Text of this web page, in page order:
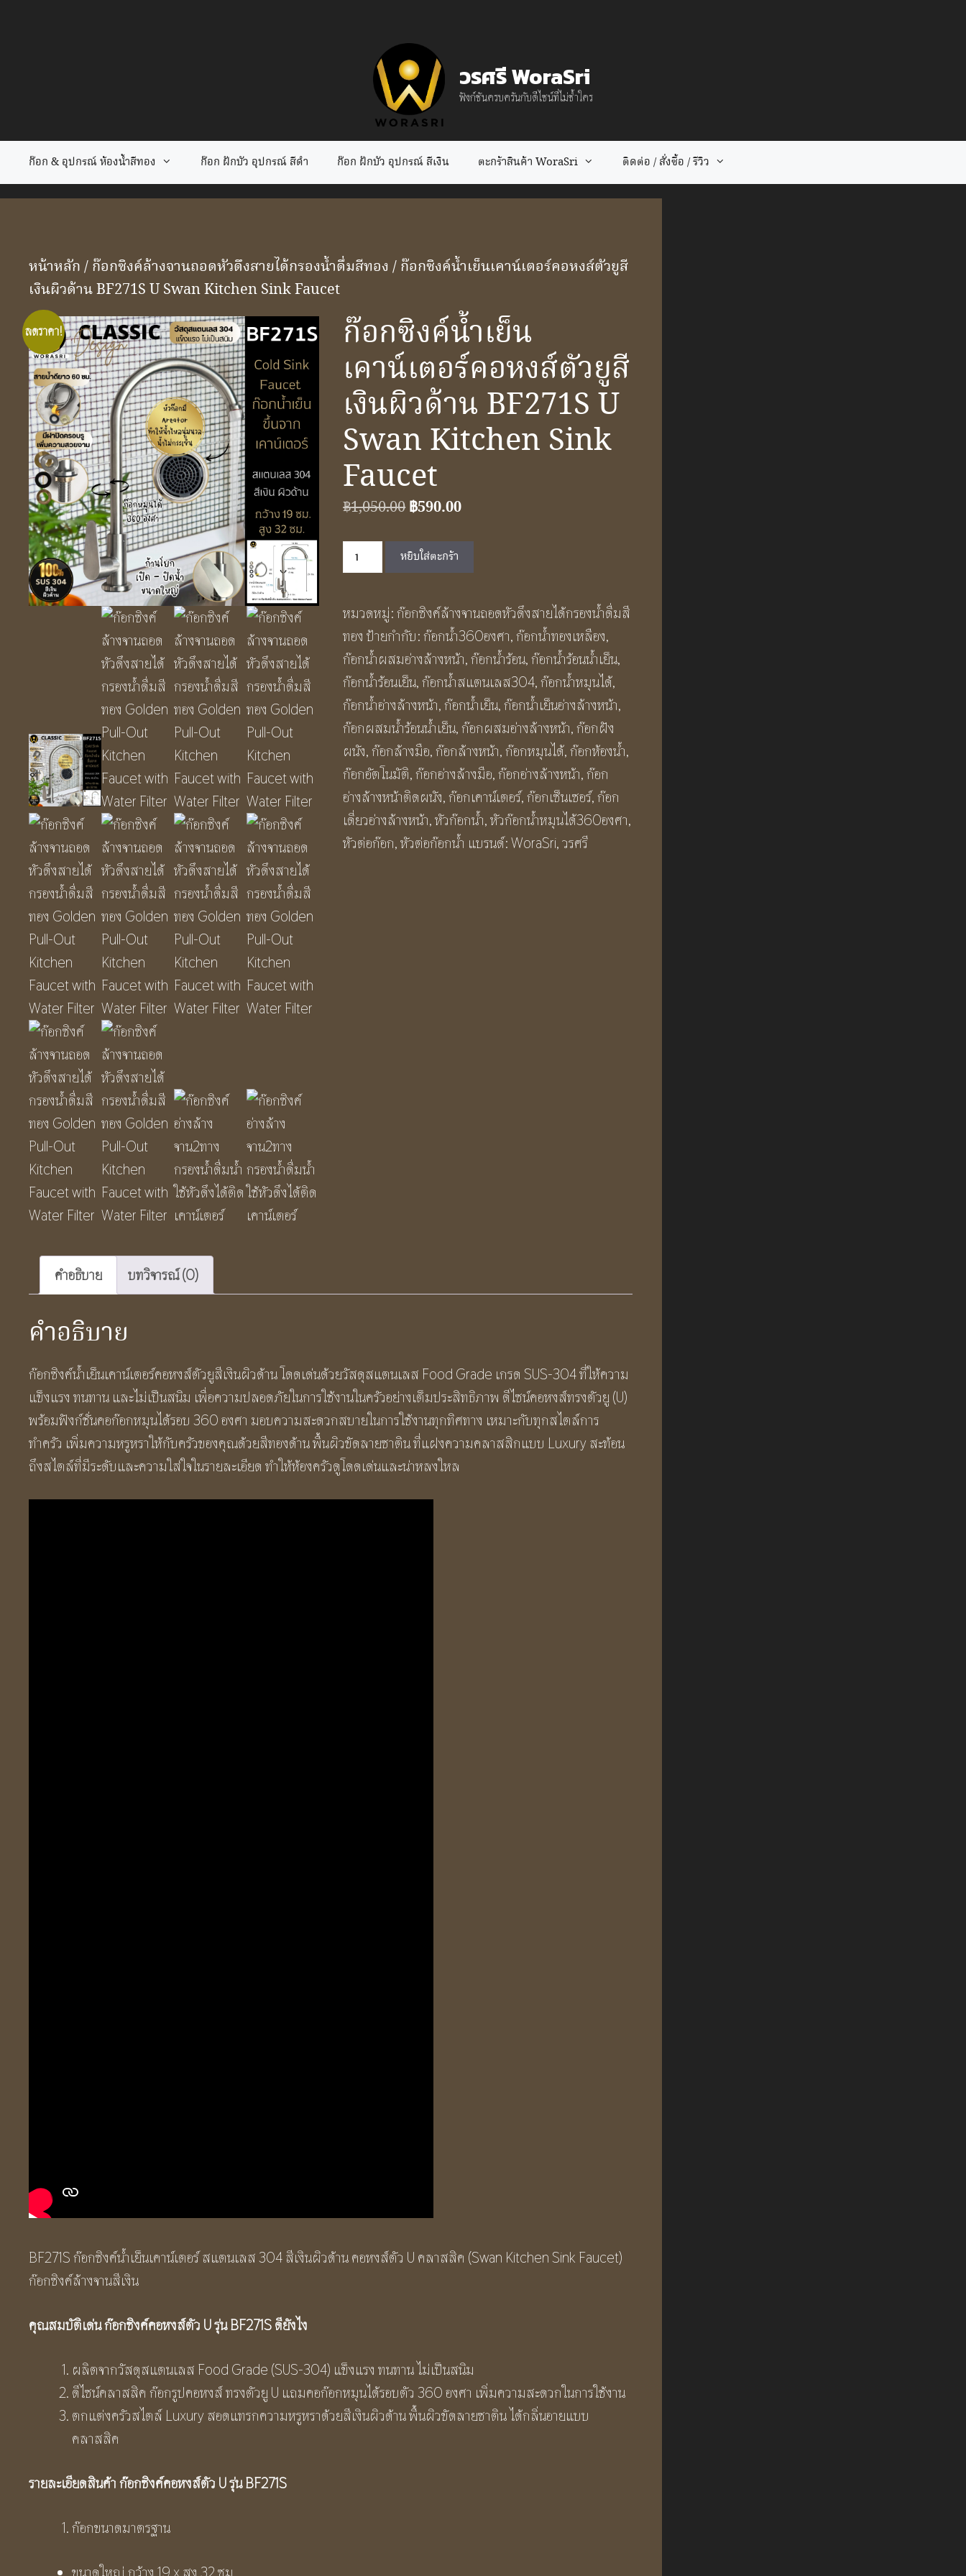
วรศรี WoraSri
ฟังก์ชันครบครันกับดีไซน์ที่ไม่ซ้ำใคร
ก๊อก & อุปกรณ์ ห้องน้ำสีทอง ก๊อก ฝักบัว อุปกรณ์ สีดำ ก๊อก ฝักบัว อุปกรณ์ สีเงิน ตะกร้าสินค้า WoraSri ติดต่อ / สั่งซื้อ / รีวิว
หน้าหลัก/ก๊อกซิงค์ล้างจานถอดหัวดึงสายได้กรองน้ำดื่มสีทอง / ก๊อกซิงค์น้ำเย็นเคาน์เตอร์คอหงส์ตัวยูสี
เงินผิวด้าน BF271S U Swan Kitchen Sink Faucet
ลดราคา! ก๊อกซิงค์น้ำเย็น
เคาน์เตอร์คอหงส์ตัวยูสี
เงินผิวด้าน BF271S U
Swan Kitchen Sink
Faucet
฿1,050.00Original
was:
฿1,050.00.
฿590.00Current
฿590.00.
จำนวน
ก๊อก
น้ำ
เย็น
เคาน์เตอร์
คอ
หงส์
ตัว
ยู
สี
เงิน
ผิว
ด้าน
หยิบใส่ตะกร้า
หมวดหมู่:ก๊อกซิงค์ล้างจานถอดหัวดึงสายได้กรองน้ำดื่มสี
ทอง ป้ายกำกับ:ก๊อกน้ำ360องศา,ก๊อกน้ำทองเหลือง,
ก๊อกน้ำผสมอ่างล้างหน้า,ก๊อกน้ำร้อน,ก๊อกน้ำร้อนน้ำเย็น,
ก๊อกน้ำร้อนเย็น,ก๊อกน้ำสแตนเลส304,ก๊อกน้ำหมุนได้,
ก๊อกน้ำอ่างล้างหน้า,ก๊อกน้ำเย็น,ก๊อกน้ำเย็นอ่างล้างหน้า,
ก๊อกผสมน้ำร้อนน้ำเย็น,ก๊อกผสมอ่างล้างหน้า,ก๊อกฝัง
ผนัง,ก๊อกล้างมือ,ก๊อกล้างหน้า,ก๊อกหมุนได้,ก๊อกห้องน้ำ,
ก๊อกอัตโนมัติ,ก๊อกอ่างล้างมือ,ก๊อกอ่างล้างหน้า,ก๊อก
อ่างล้างหน้าติดผนัง,ก๊อกเคาน์เตอร์,ก๊อกเซ็นเซอร์,ก๊อก
เดี่ยวอ่างล้างหน้า,หัวก๊อกน้ำ,หัวก๊อกน้ำหมุนได้360องศา,
หัวต่อก๊อก,หัวต่อก๊อกน้ำ แบรนด์:WoraSri,วรศรี
คำอธิบาย บทวิจารณ์ (0)
คำอธิบาย
ก๊อกซิงค์น้ำเย็นเคาน์เตอร์คอหงส์ตัวยูสีเงินผิวด้าน โดดเด่นด้วยวัสดุสแตนเลส Food Grade เกรด SUS-304 ที่ให้ความ
แข็งแรง ทนทาน และไม่เป็นสนิม เพื่อความปลอดภัยในการใช้งานในครัวอย่างเต็มประสิทธิภาพ ดีไซน์คอหงส์ทรงตัวยู (U)
พร้อมฟังก์ชั่นคอก๊อกหมุนได้รอบ 360 องศา มอบความสะดวกสบายในการใช้งานทุกทิศทาง เหมาะกับทุกสไตล์การ
ทำครัว เพิ่มความหรูหราให้กับครัวของคุณด้วยสีทองด้าน พื้นผิวขัดลายซาติน ที่แฝงความคลาสสิกแบบ Luxury สะท้อน
ถึงสไตล์ที่มีระดับและความใส่ใจในรายละเอียด ทำให้ห้องครัวดูโดดเด่นและน่าหลงใหล
BF271S ก๊อกซิงค์น้ำเย็นเคาน์เตอร์ สแตนเลส 304 สีเงินผิวด้าน คอหงส์ตัว U คลาสสิค (Swan Kitchen Sink Faucet)
ก๊อกซิงค์ล้างจานสีเงิน
คุณสมบัติเด่น ก๊อกซิงค์คอหงส์ตัว Uรุ่น BF271Sดียังไง
ผลิตจากวัสดุสแตนเลส Food Grade (SUS-304) แข็งแรง ทนทาน ไม่เป็นสนิม
ดีไซน์คลาสสิค ก๊อกรูปคอหงส์ ทรงตัวยู U แถมคอก๊อกหมุนได้รอบตัว 360 องศา เพิ่มความสะดวกในการใช้งาน
ตกแต่งครัวสไตล์ Luxury สอดแทรกความหรูหราด้วยสีเงินผิวด้าน พื้นผิวขัดลายซาติน ได้กลิ่นอายแบบ
คลาสสิค
รายละเอียดสินค้า ก๊อกซิงค์คอหงส์ตัว Uรุ่น BF271S
ก๊อกขนาดมาตรฐาน
ขนาดใหญ่ กว้าง 19 x สูง 32 ซม.